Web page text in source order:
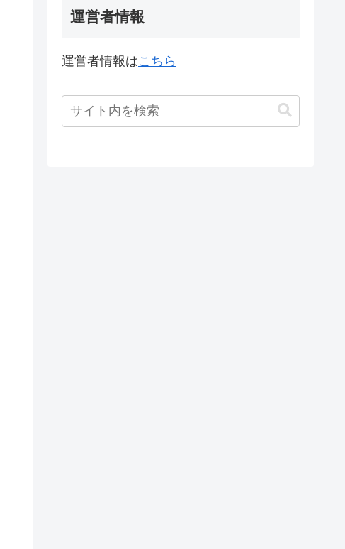
運営者情報
運営者情報はこちら